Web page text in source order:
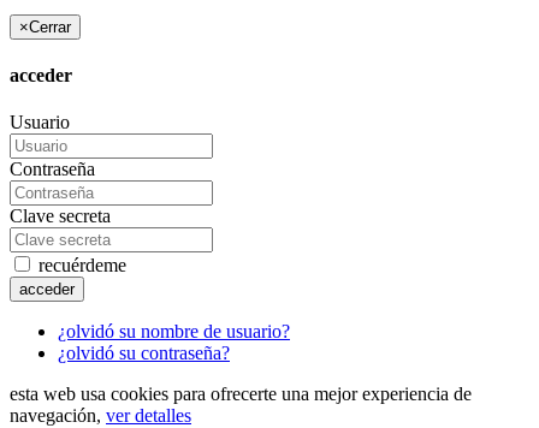
×Cerrar
acceder
Usuario
Contraseña
Clave secreta
recuérdeme
acceder
¿olvidó su nombre de usuario?
¿olvidó su contraseña?
esta web usa cookies para ofrecerte una mejor experiencia de
navegación, ver detalles